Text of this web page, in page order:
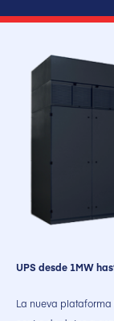
UPS desde 1MW
La nueva